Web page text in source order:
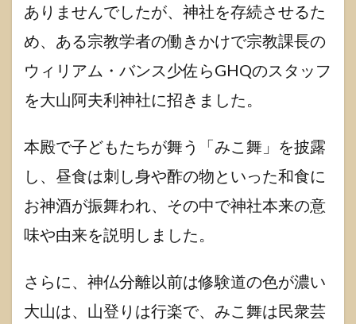
ありませんでしたが、神社を存続させるた
め、ある宗教学者の働きかけで宗教課長の
ウィリアム・バンス少佐らGHQのスタッフ
を大山阿夫利神社に招きました。
本殿で子どもたちが舞う「みこ舞」を披露
し、昼食は刺し身や酢の物といった和食に
お神酒が振舞われ、その中で神社本来の意
味や由来を説明しました。
さらに、神仏分離以前は修験道の色が濃い
大山は、山登りは行楽で、みこ舞は民衆芸